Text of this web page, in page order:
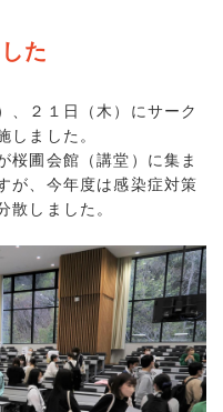
た
２１日（木）にサーク
しました。
圃会館（講堂）に集ま
が、今年度は感染症対策
散しました。